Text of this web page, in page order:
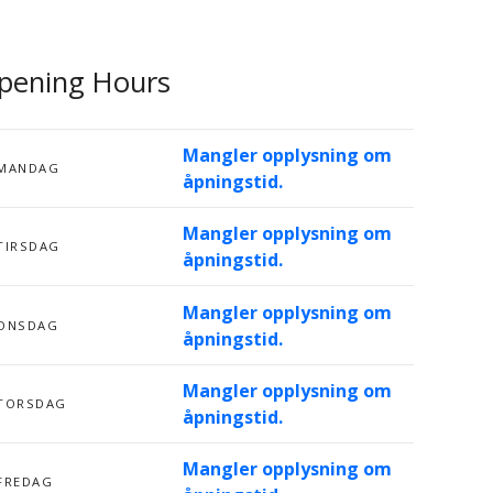
Hours
Mangler opplysning om
åpningstid.
Mangler opplysning om
åpningstid.
Mangler opplysning om
åpningstid.
Mangler opplysning om
åpningstid.
Mangler opplysning om